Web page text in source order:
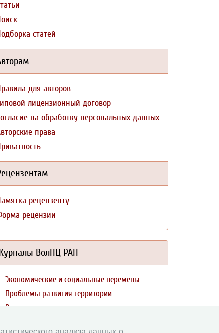
статей
для авторов
лицензионный договор
на обработку персональных данных
права
рецензенту
рецензии
ВолНЦ РАН
Экономические и социальные перемены
Проблемы развития территории
Вопросы территориального развития
анализа данных о